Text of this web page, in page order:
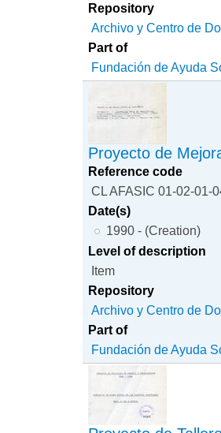
Repository
Archivo y Centro de
Part of
Fundación de Ayuda
Proyecto de
Reference code
CL AFASIC 01-02-01-
Date(s)
1990 - (Creation)
Level of description
Item
Repository
Archivo y Centro de
Part of
Fundación de Ayuda